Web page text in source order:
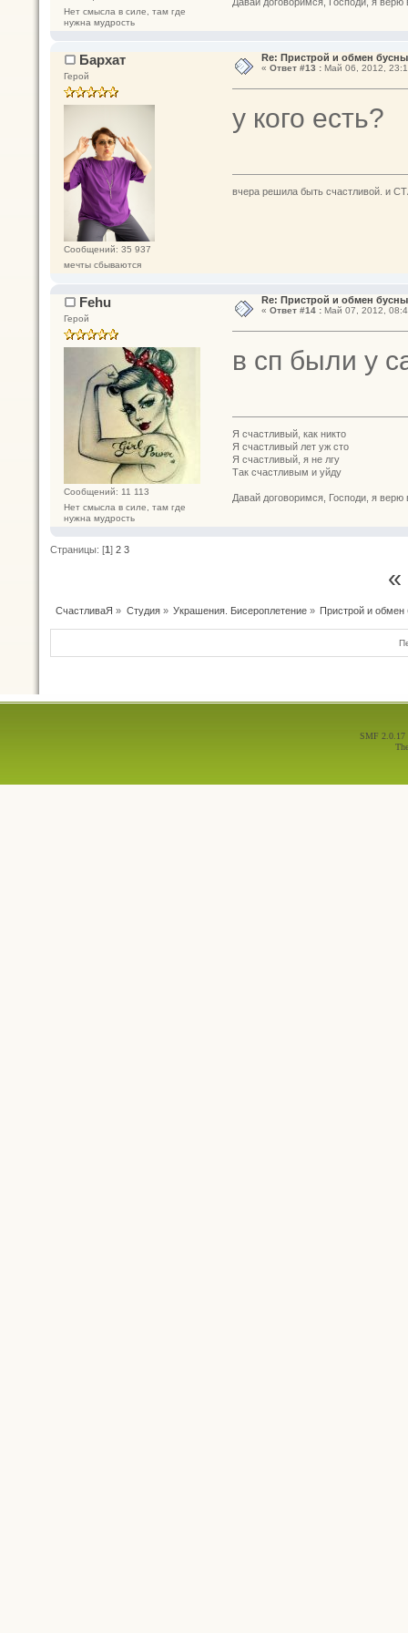
Нет смысла в силе, там где
нужна мудрость
Бархат
Герой
Сообщений: 35 937
мечты сбываются
Re: Пристрой и обмен
« Ответ #13 :Май 06, 2012,
у кого есть?
вчера решила быть счастливой. и
Fehu
Герой
Сообщений: 11 113
Нет смысла в силе, там где
нужна мудрость
Re: Пристрой и обмен
« Ответ #14 :Май 07, 2012,
в сп были у
Я счастливый, как никто
Я счастливый лет уж сто
Я счастливый, я не лгу
Так счастливым и уйду
Давай договоримся, Господи, я
Страницы: [1] 2 3
СчастливаЯ » Студия» Украшения. Бисероплетение» Пристрой и
SMF 2.0.17